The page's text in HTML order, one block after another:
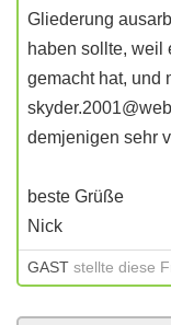
Gliederung
haben sollte, weil
gemacht hat, und
demjenigen sehr
beste Grüße
Nick
GAST stellte diese